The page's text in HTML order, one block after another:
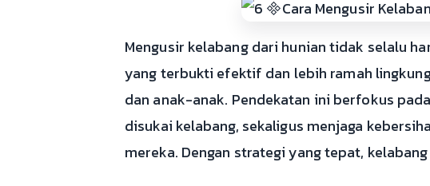
Mengusir kelabang dari hunian tidak selalu
yang terbukti efektif dan lebih ramah
dan anak-anak. Pendekatan ini berfokus
disukai kelabang, sekaligus menjaga
mereka. Dengan strategi yang tepat,